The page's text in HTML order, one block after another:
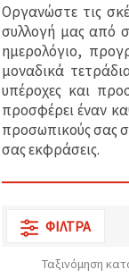
διασφαλίσουμε
τη σωστή
λειτουργία
του
ιστότοπου,
βελτιώσουμε
την
εμπειρία
σας και, με
τη
σας, να
επισκεψιμότητα
και να
προβάλλουμε
πιο σχετικό
Οργανώστε τις
συλλογή μας από
ημερολόγιο,
μοναδικά
υπέροχες και
προσφέρει έναν
προσωπικούς σας
σας εκφράσεις.
ΦΊΛΤΡΑ
Ταξινόμηση